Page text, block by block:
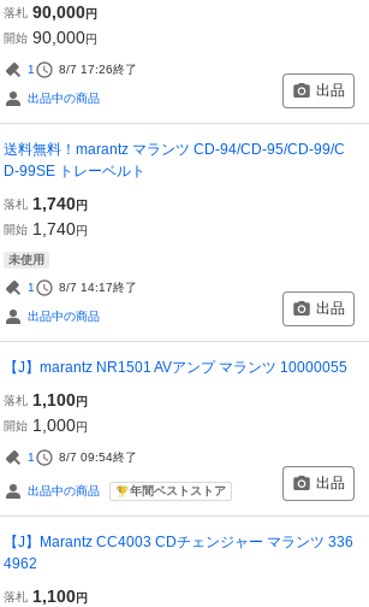
落札 90,000円
開始 90,000円
1 8/7 17:26終了
出品中の商品 出品
送料無料！marantz マランツ CD-94/CD-95/CD-99/C
D-99SE トレーベルト
落札 1,740円
開始 1,740円
未使用
1 8/7 14:17終了
出品中の商品 出品
【J】marantz NR1501 AVアンプ マランツ 10000055
落札 1,100円
開始 1,000円
1 8/7 09:54終了
出品中の商品 年間ベストストア 出品
【J】Marantz CC4003 CDチェンジャー マランツ 336
4962
落札 1,100円